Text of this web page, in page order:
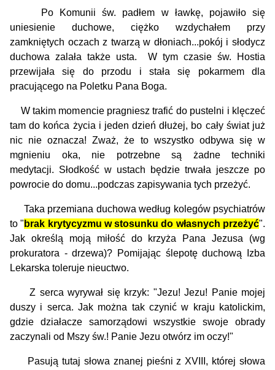
Po Komunii św. padłem w ławkę, pojawiło się
uniesienie duchowe, ciężko wzdychałem przy
zamkniętych oczach z twarzą w dłoniach...pokój i słodycz
duchowa zalała także usta. W tym czasie św. Hostia
przewijała się do przodu i stała się pokarmem dla
pracującego na Poletku Pana Boga.
W takim momencie pragniesz trafić do pustelni i klęczeć
tam do końca życia i jeden dzień dłużej, bo cały świat już
nic nie oznacza!Zważ, że to wszystko odbywa się w
mgnieniu oka, nie potrzebne są żadne techniki
medytacji. Słodkość w ustach będzie trwała jeszcze po
powrocie do domu...podczas zapisywania tych przeżyć.
Taka przemiana duchowa według kolegów psychiatrów
to " brak krytycyzmu w stosunku do własnych przeżyć".
Jak określą moją miłość do krzyża Pana Jezusa (wg
prokuratora - drzewa)? Pomijając ślepotę duchową Izba
Lekarska toleruje nieuctwo.
Z serca wyrywał się krzyk: "Jezu! Jezu! Panie mojej
duszy i serca. Jak można tak czynić w kraju katolickim,
gdzie działacze samorządowi wszystkie swoje obrady
zaczynali od Mszy św.! Panie Jezu otwórz im oczy!"
Pasują tutaj słowa znanej pieśni z XVIII, której słowa